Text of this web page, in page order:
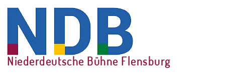
Skip
content
Niederdeutsche Bühne Flensburg